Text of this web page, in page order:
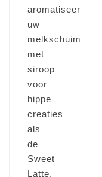
aromatiseer
uw
melkschuim
met
siroop
voor
hippe
creaties
als
de
Sweet
Latte.